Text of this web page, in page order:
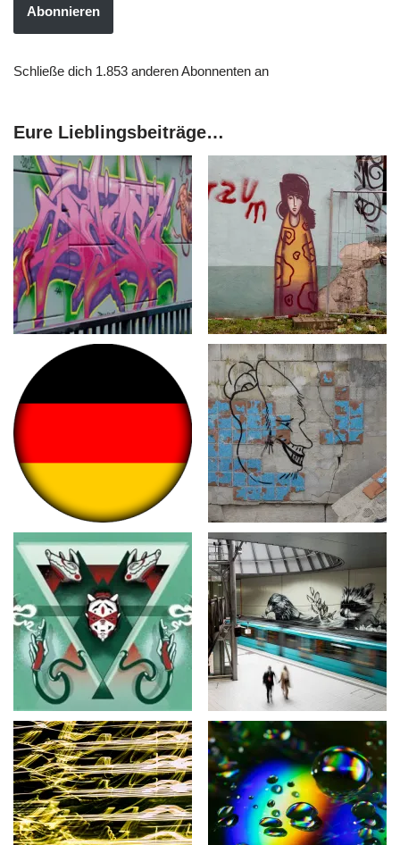
Abonnieren
Schließe dich 1.853 anderen Abonnenten an
Eure Lieblingsbeiträge…